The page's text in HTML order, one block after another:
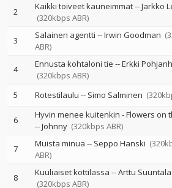
2 Kaikki toiveet kauneimmat--Jarkko
(320kbps ABR)
3 Salainen agentti --Irwin Goodman
ABR)
4 Ennusta kohtaloni tie --Erkki
(320kbps ABR)
5 Rotestilaulu -- Simo Salminen
6
Hyvin menee kuitenkin - Flowers on
--Johnny (320kbps ABR)
7 Muista minua -- Seppo Hanski
ABR)
8 Kuuliaiset kottilassa --Arttu Suuntala
(320kbps ABR)